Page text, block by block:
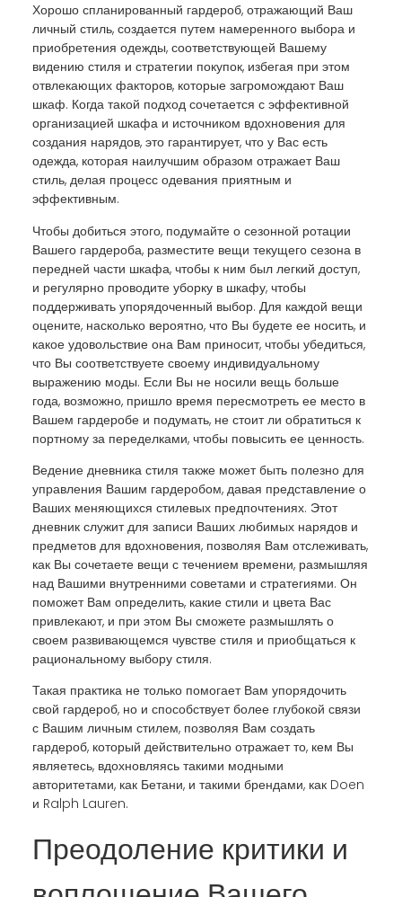
Хорошо спланированный гардероб, отражающий Ваш
личный стиль, создается путем намеренного выбора и
приобретения одежды, соответствующей Вашему
видению стиля и стратегии покупок, избегая при этом
отвлекающих факторов, которые загромождают Ваш
шкаф. Когда такой подход сочетается с эффективной
организацией шкафа и источником вдохновения для
создания нарядов, это гарантирует, что у Вас есть
одежда, которая наилучшим образом отражает Ваш
стиль, делая процесс одевания приятным и
эффективным.
Чтобы добиться этого, подумайте о сезонной ротации
Вашего гардероба, разместите вещи текущего сезона в
передней части шкафа, чтобы к ним был легкий доступ,
и регулярно проводите уборку в шкафу, чтобы
поддерживать упорядоченный выбор. Для каждой вещи
оцените, насколько вероятно, что Вы будете ее носить, и
какое удовольствие она Вам приносит, чтобы убедиться,
что Вы соответствуете своему индивидуальному
выражению моды. Если Вы не носили вещь больше
года, возможно, пришло время пересмотреть ее место в
Вашем гардеробе и подумать, не стоит ли обратиться к
портному за переделками, чтобы повысить ее ценность.
Ведение дневника стиля также может быть полезно для
управления Вашим гардеробом, давая представление о
Ваших меняющихся стилевых предпочтениях. Этот
дневник служит для записи Ваших любимых нарядов и
предметов для вдохновения, позволяя Вам отслеживать,
как Вы сочетаете вещи с течением времени, размышляя
над Вашими внутренними советами и стратегиями. Он
поможет Вам определить, какие стили и цвета Вас
привлекают, и при этом Вы сможете размышлять о
своем развивающемся чувстве стиля и приобщаться к
рациональному выбору стиля.
Такая практика не только помогает Вам упорядочить
свой гардероб, но и способствует более глубокой связи
с Вашим личным стилем, позволяя Вам создать
гардероб, который действительно отражает то, кем Вы
являетесь, вдохновляясь такими модными
авторитетами, как Бетани, и такими брендами, как Doen
и Ralph Lauren.
Преодоление критики и